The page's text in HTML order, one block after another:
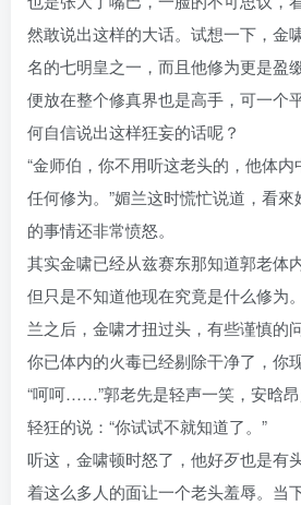
然敢说出这样的大话。试想一下，金
名的七明皇之一，而且他修为更是盈
便放在整个修真界也是高手，可一个
何自信说出这样狂妄的话呢？
“金师伯，你不用听这老头的，他体
任何修为。”媚兰这时慌忙说道，看
的事情还非常愤怒。
其实金啸已经从兹赛东那知道郭老体
但只是不知道他现在究竟是什么修为
兰之后，金啸才扭过头，有些谨慎的
你已体内的火毒已经剔除干净了，你
“呵呵……”郭老先是轻声一笑，安晗
轻狂的说：“你试试不就知道了。”
听这，金啸顿时怒了，他好歹也是有
着这么多人的面让一个老头羞辱。当